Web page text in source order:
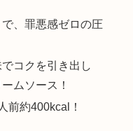
、罪悪感ゼロの圧
コクを引き出し
ムソース！
前約400kcal！